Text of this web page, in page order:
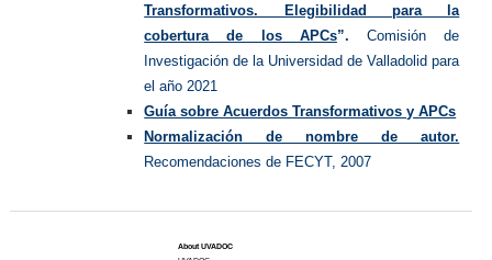
Transformativos. Elegibilidad para la
cobertura de los APCs”.Comisión de
Investigación de la Universidad de Valladolid para
el año 2021
Guía sobre Acuerdos Transformativos y APCs
Normalización de nombre de autor.
Recomendaciones de FECYT, 2007
About UVADOC